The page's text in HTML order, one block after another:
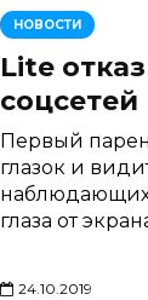
НОВОСТИ
Lite
соцсетей
Первый
глазок и
глаза от
24.10.2019